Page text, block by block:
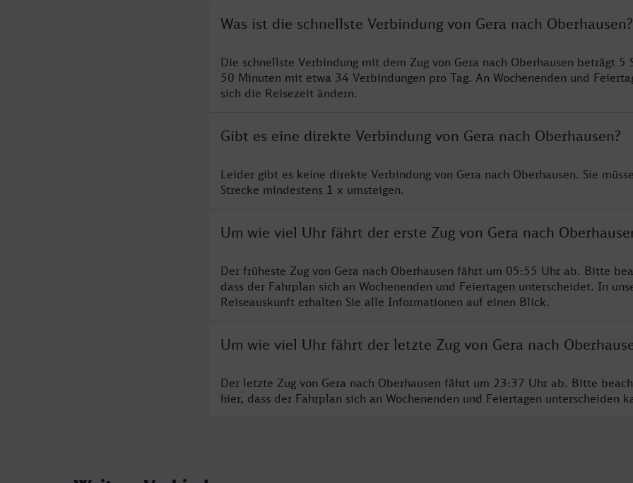
Was ist die schnellste Verbindung von Gera nach Oberhausen?
Die schnellste Verbindung mit dem Zug von Gera nach Oberhausen beträgt 5
50 Minuten mit etwa 34 Verbindungen pro Tag. An Wochenenden und
sich die Reisezeit ändern.
Gibt es eine direkte Verbindung von Gera nach Oberhausen?
Leider gibt es keine direkte Verbindung von Gera nach Oberhausen. Sie
Strecke mindestens 1 x umsteigen.
Um wie viel Uhr fährt der erste Zug von Gera nach
Der früheste Zug von Gera nach Oberhausen fährt um 05:55 Uhr ab. Bitte
dass der Fahrplan sich an Wochenenden und Feiertagen unterscheidet. In
Reiseauskunft erhalten Sie alle Informationen auf einen Blick.
Um wie viel Uhr fährt der letzte Zug von Gera nach
Der letzte Zug von Gera nach Oberhausen fährt um 23:37 Uhr ab. Bitte
hier, dass der Fahrplan sich an Wochenenden und Feiertagen unterscheiden